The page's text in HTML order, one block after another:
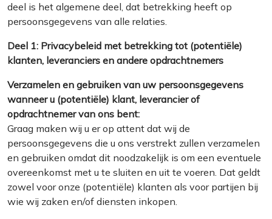
deel is het algemene deel, dat betrekking heeft op
persoonsgegevens van alle relaties.
Deel 1: Privacybeleid met betrekking tot (potentiële)
klanten, leveranciers en andere opdrachtnemers
Verzamelen en gebruiken van uw persoonsgegevens
wanneer u (potentiële) klant, leverancier of
opdrachtnemer van ons bent:
Graag maken wij u er op attent dat wij de
persoonsgegevens die u ons verstrekt zullen verzamelen
en gebruiken omdat dit noodzakelijk is om een eventuele
overeenkomst met u te sluiten en uit te voeren. Dat geldt
zowel voor onze (potentiële) klanten als voor partijen bij
wie wij zaken en/of diensten inkopen.